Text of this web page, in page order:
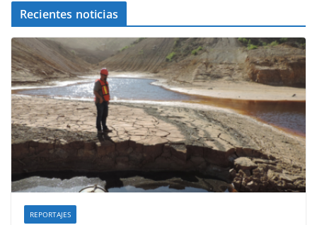
Recientes noticias
REPORTAJES